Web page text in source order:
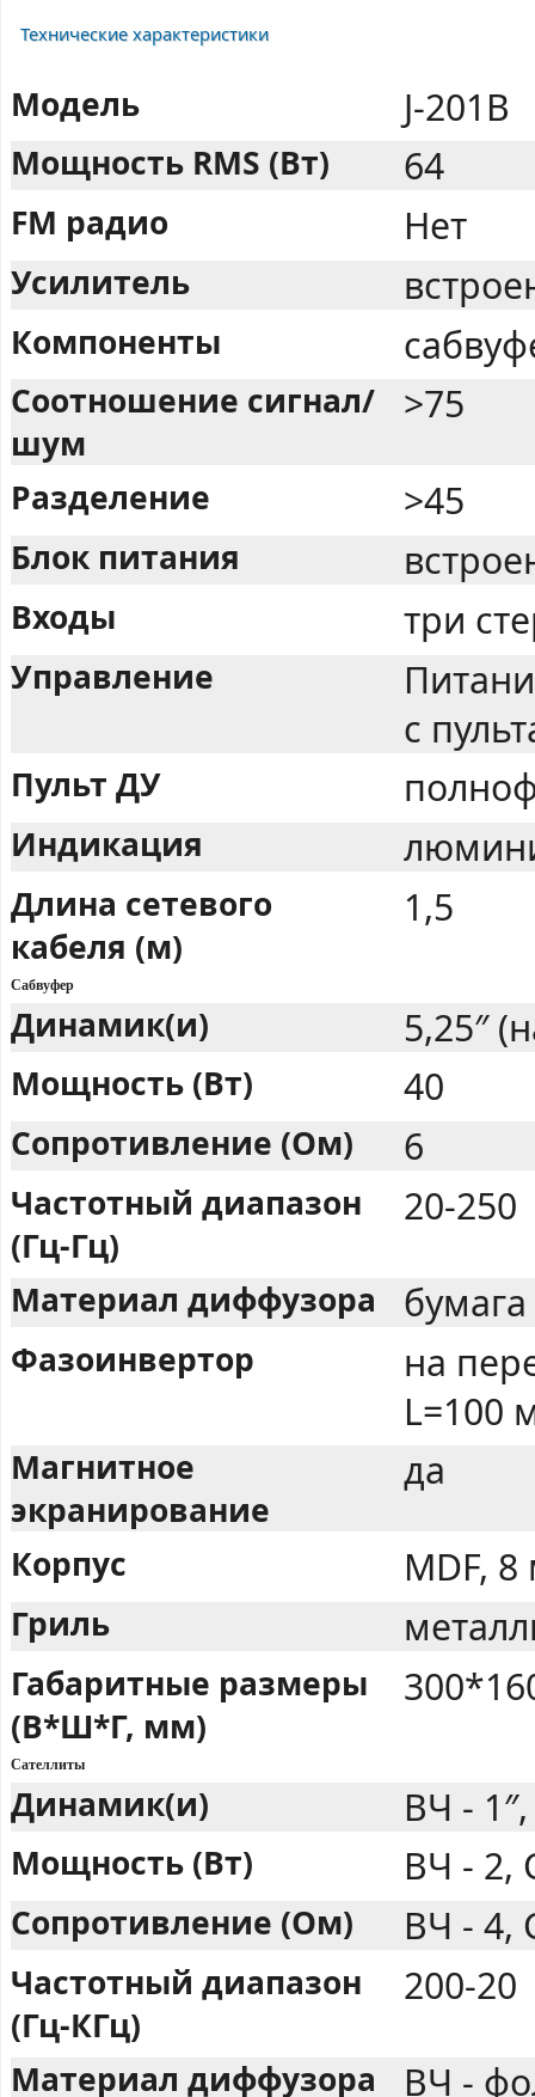
Технические характеристики
Модель J-201B
Мощность RMS (Вт) 64
FM радио Нет
Усилитель
Компоненты
Соотношение сигнал/
шум
>75
Разделение >45
Блок питания
Входы три
Управление
с
Пульт ДУ
Индикация
Длина сетевого
кабеля (м)
1,5
Сабвуфер
Динамик(и) 5,25″
Мощность (Вт) 40
Сопротивление (Ом) 6
Частотный диапазон
(Гц-Гц)
20-250
Материал диффузора бумага
Фазоинвертор
на
L=100
Магнитное
экранирование
да
Корпус MDF,
Гриль
Габаритные размеры
(В*Ш*Г, мм)
Сателлиты
Динамик(и) ВЧ -
Мощность (Вт) ВЧ - 2,
Сопротивление (Ом) ВЧ - 4,
Частотный диапазон
(Гц-КГц)
200-20
Материал диффузора ВЧ -